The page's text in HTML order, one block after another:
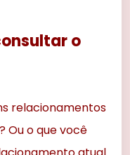
o
relacionamentos
Ou o que você